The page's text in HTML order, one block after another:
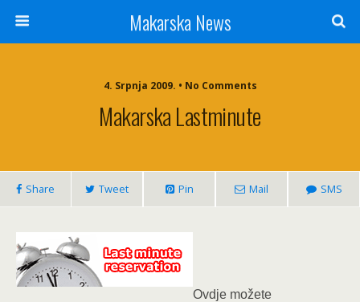
Makarska News
4. Srpnja 2009. • No Comments
Makarska Lastminute
Share Tweet Pin Mail SMS
Ovdje možete